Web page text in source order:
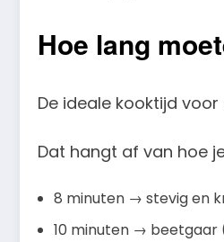
Hoe lang
De ideale kooktijd
Dat hangt af van hoe
8 minuten → stevig en
10 minuten → beetgaar